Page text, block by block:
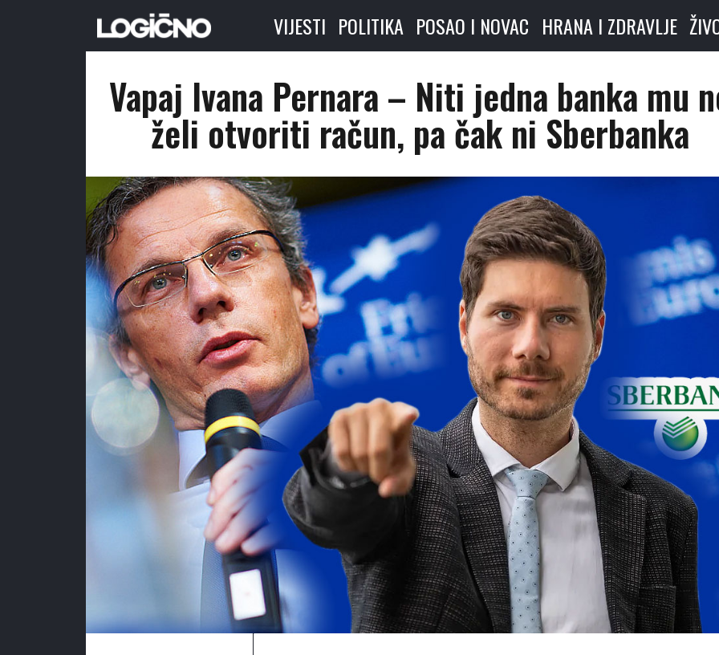
VIJESTI POLITIKA POSAO I NOVAC HRANA I ZDRAVLJE
Vapaj Ivana Pernara – Niti jedna banka mu
želi otvoriti račun, pa čak ni Sberbanka